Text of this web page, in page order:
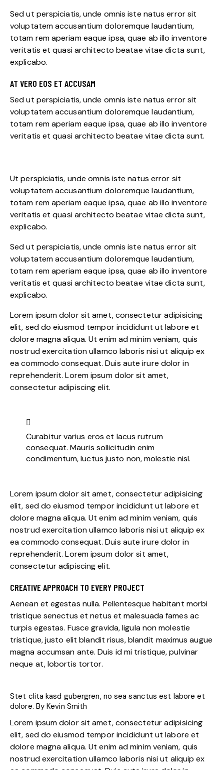
Sed ut perspiciatis, unde omnis iste natus error sit
voluptatem accusantium doloremque laudantium,
totam rem aperiam eaque ipsa, quae ab illo inventore
veritatis et quasi architecto beatae vitae dicta sunt,
explicabo.
AT VERO EOS ET ACCUSAM
Sed ut perspiciatis, unde omnis iste natus error sit
voluptatem accusantium doloremque laudantium,
totam rem aperiam eaque ipsa, quae ab illo inventore
veritatis et quasi architecto beatae vitae dicta sunt.
Ut perspiciatis, unde omnis iste natus error sit
voluptatem accusantium doloremque laudantium,
totam rem aperiam eaque ipsa, quae ab illo inventore
veritatis et quasi architecto beatae vitae dicta sunt,
explicabo.
Sed ut perspiciatis, unde omnis iste natus error sit
voluptatem accusantium doloremque laudantium,
totam rem aperiam eaque ipsa, quae ab illo inventore
veritatis et quasi architecto beatae vitae dicta sunt,
explicabo.
Lorem ipsum dolor sit amet, consectetur adipisicing
elit, sed do eiusmod tempor incididunt ut labore et
dolore magna aliqua. Ut enim ad minim veniam, quis
nostrud exercitation ullamco laboris nisi ut aliquip ex
ea commodo consequat. Duis aute irure dolor in
reprehenderit. Lorem ipsum dolor sit amet,
consectetur adipiscing elit.
Curabitur varius eros et lacus rutrum
consequat. Mauris sollicitudin enim
condimentum, luctus justo non, molestie nisl.
Lorem ipsum dolor sit amet, consectetur adipisicing
elit, sed do eiusmod tempor incididunt ut labore et
dolore magna aliqua. Ut enim ad minim veniam, quis
nostrud exercitation ullamco laboris nisi ut aliquip ex
ea commodo consequat. Duis aute irure dolor in
reprehenderit. Lorem ipsum dolor sit amet,
consectetur adipiscing elit.
CREATIVE APPROACH TO EVERY PROJECT
Aenean et egestas nulla. Pellentesque habitant morbi
tristique senectus et netus et malesuada fames ac
turpis egestas. Fusce gravida, ligula non molestie
tristique, justo elit blandit risus, blandit maximus augue
magna accumsan ante. Duis id mi tristique, pulvinar
neque at, lobortis tortor.
Stet clita kasd gubergren, no sea sanctus est labore et
dolore. ByKevin Smith
Lorem ipsum dolor sit amet, consectetur adipisicing
elit, sed do eiusmod tempor incididunt ut labore et
dolore magna aliqua. Ut enim ad minim veniam, quis
nostrud exercitation ullamco laboris nisi ut aliquip ex